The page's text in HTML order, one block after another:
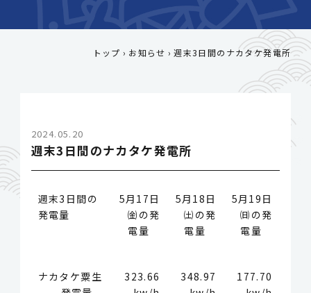
トップ お知らせ 週末3日間のナカタケ発電所
2024.05.20
週末3日間のナカタケ発電所
週末3日間の
発電量
5月17日
㈮の発
電量
5月18日
㈯の発
電量
5月19日
㈰の発
電量
ナカタケ粟生
323.66
348.97
177.70